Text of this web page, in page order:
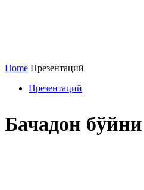
Home Презентаций
Презентаций
Бачадон